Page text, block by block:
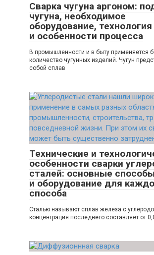
Сварка чугуна аргоном:
чугуна, необходимое
оборудование, технология
и особенности процесса
В промышленности и в быту применяется
количество чугунных изделий. Чугун
собой сплав
Технические и
особенности сварки
сталей: основные
и оборудование для
способа
Сталью называют сплав железа с
концентрация последнего составляет от